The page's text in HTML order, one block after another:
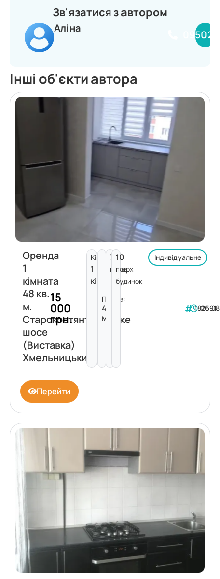
Зв'язатися з автором
Аліна
Інші об'єкти автора
Оренда
1
кімната
48 кв.
м.
Старокостянтинівське
шосе
(Виставка)
Хмельницький
15
000
грн.
Кімнат:
1
кімната
Площа:
48
м²
7
поверх
10
пов.
будинок
Індивідуальне
182591
Перейти